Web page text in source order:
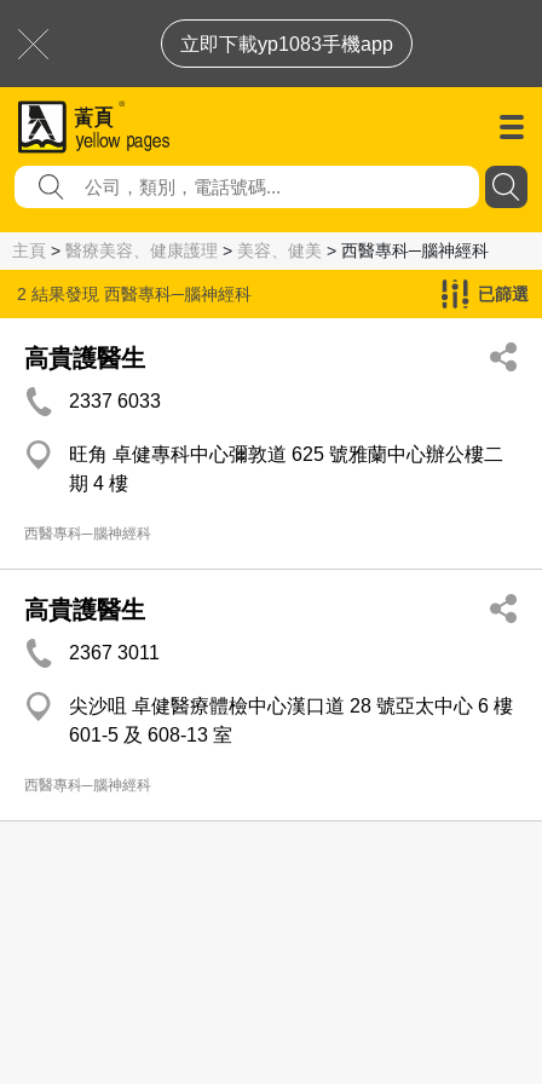
立即下載yp1083手機app
主頁 > 醫療美容、健康護理 > 美容、健美 > 西醫專科─腦神經科
2 結果發現 西醫專科─腦神經科 已篩選
高貴護醫生
2337 6033
旺角 卓健專科中心彌敦道 625 號雅蘭中心辦公樓二
期 4 樓
西醫專科─腦神經科
高貴護醫生
2367 3011
尖沙咀 卓健醫療體檢中心漢口道 28 號亞太中心 6 樓
601-5 及 608-13 室
西醫專科─腦神經科